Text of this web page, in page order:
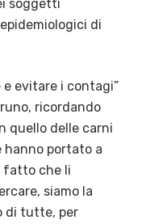
soggetti
di
evitare i contagi”
ricordando
quello delle carni
hanno portato a
fatto che li
siamo la
di tutte, per